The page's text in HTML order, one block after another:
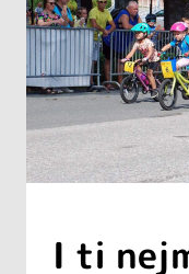
I ti